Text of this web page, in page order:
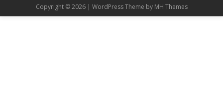
Copyright © 2026 | WordPress Theme by MH Themes